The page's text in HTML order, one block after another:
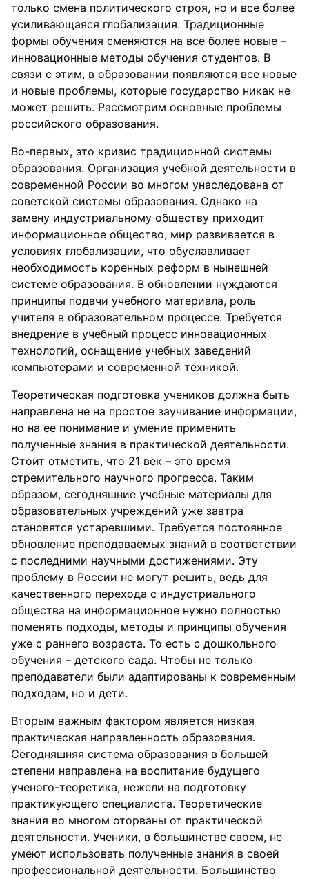
только смена политического строя, но и все более
усиливающаяся глобализация. Традиционные
формы обучения сменяются на все более новые –
инновационные методы обучения студентов. В
связи с этим, в образовании появляются все новые
и новые проблемы, которые государство никак не
может решить. Рассмотрим основные проблемы
российского образования.
Во-первых, это кризис традиционной системы
образования. Организация учебной деятельности в
современной России во многом унаследована от
советской системы образования. Однако на
замену индустриальному обществу приходит
информационное общество, мир развивается в
условиях глобализации, что обуславливает
необходимость коренных реформ в нынешней
системе образования. В обновлении нуждаются
принципы подачи учебного материала, роль
учителя в образовательном процессе. Требуется
внедрение в учебный процесс инновационных
технологий, оснащение учебных заведений
компьютерами и современной техникой.
Теоретическая подготовка учеников должна быть
направлена не на простое заучивание информации,
но на ее понимание и умение применить
полученные знания в практической деятельности.
Стоит отметить, что 21 век – это время
стремительного научного прогресса. Таким
образом, сегодняшние учебные материалы для
образовательных учреждений уже завтра
становятся устаревшими. Требуется постоянное
обновление преподаваемых знаний в соответствии
с последними научными достижениями. Эту
проблему в России не могут решить, ведь для
качественного перехода с индустриального
общества на информационное нужно полностью
поменять подходы, методы и принципы обучения
уже с раннего возраста. То есть с дошкольного
обучения – детского сада. Чтобы не только
преподаватели были адаптированы к современным
подходам, но и дети.
Вторым важным фактором является низкая
практическая направленность образования.
Сегодняшняя система образования в большей
степени направлена на воспитание будущего
ученого-теоретика, нежели на подготовку
практикующего специалиста. Теоретические
знания во многом оторваны от практической
деятельности. Ученики, в большинстве своем, не
умеют использовать полученные знания в своей
профессиональной деятельности. Большинство